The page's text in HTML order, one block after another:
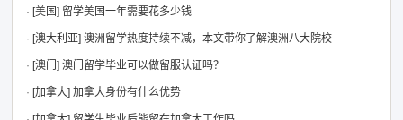
· [美国] 留学美国一年需要花多少钱
· [澳大利亚] 澳洲留学热度持续不减，本文带你了解澳洲八大院校
· [澳门] 澳门留学毕业可以做留服认证吗？
· [加拿大] 加拿大身份有什么优势